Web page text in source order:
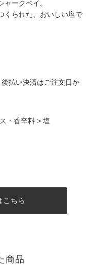
ークベイ。
くられた、おいしい塩で
払い決済はご注文日か
・香辛料 >塩
こちら
商品